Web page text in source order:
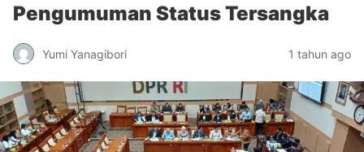
Pengumuman Status Tersangka
Yumi Yanagibori 1 tahun ago